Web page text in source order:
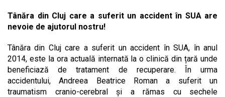
Tânăra din Cluj care a suferit un accident în SUA are
nevoie de ajutorul nostru!
Tânăra din Cluj care a suferit un accident în SUA, în anul
2014, este la ora actuală internată la o clinică din țară unde
beneficiază de tratament de recuperare. În urma
accidentului, Andreea Beatrice Roman a suferit un
traumatism cranio-cerebral și a rămas cu sechele